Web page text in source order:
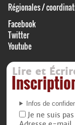
Régionales /
Facebook
Twitter
Youtube
Lire et
Infos de
Je ne suis